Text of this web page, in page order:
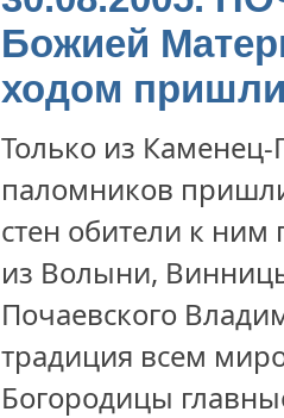
Божией
ходом
Только из
паломников
стен обители к
из Волыни,
Почаевского
традиция всем
Богородицы